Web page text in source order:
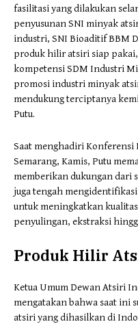
fasilitasi yang dilakukan
penyusunan SNI minyak
industri, SNI Bioaditif BBM
produk hilir atsiri siap
kompetensi SDM Industri
promosi industri minyak
mendukung terciptanya
Putu.
Saat menghadiri
Semarang, Kamis, Putu
memberikan dukungan dari
juga tengah
untuk meningkatkan
penyulingan, ekstraksi
Produk Hilir
Ketua Umum Dewan Atsiri
mengatakan bahwa saat ini
atsiri yang dihasilkan di